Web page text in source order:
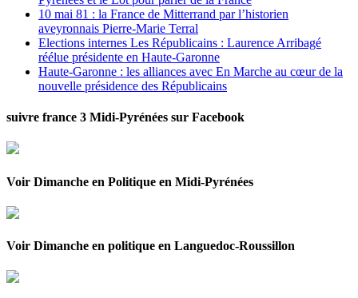
10 mai 81 : la France de Mitterrand par l’historien
aveyronnais Pierre-Marie Terral
Elections internes Les Républicains : Laurence Arribagé
réélue présidente en Haute-Garonne
Haute-Garonne : les alliances avec En Marche au cœur de la
nouvelle présidence des Républicains
suivre france 3 Midi-Pyrénées sur Facebook
Voir Dimanche en Politique en Midi-Pyrénées
Voir Dimanche en politique en Languedoc-Roussillon